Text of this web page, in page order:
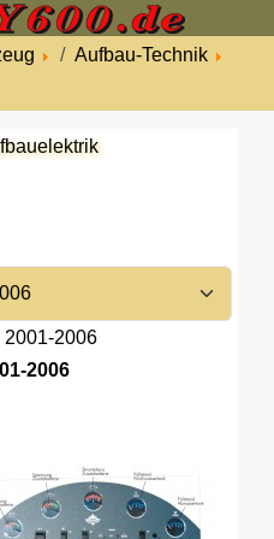
Aufbau-Technik
2001-2006
2006